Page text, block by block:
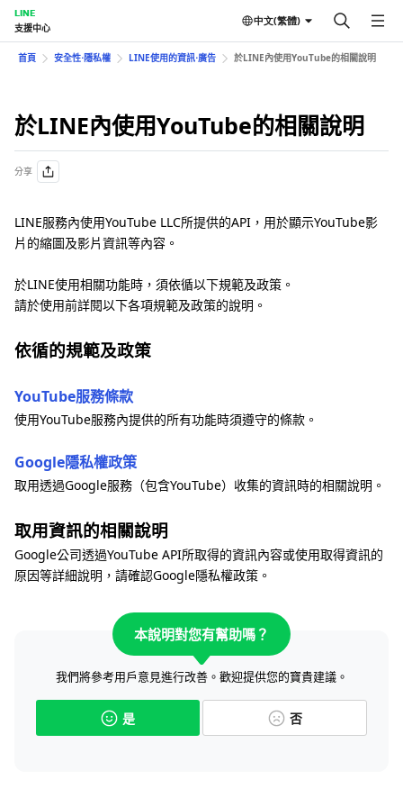
LINE
支援中心
中文(繁體)
首頁 安全性⋅隱私權 LINE使用的資訊⋅廣告 於LINE內使用YouTube的相關說明
於LINE內使用YouTube的相關說明
分享
LINE服務內使用YouTube LLC所提供的API，用於顯示YouTube影
片的縮圖及影片資訊等內容。
於LINE使用相關功能時，須依循以下規範及政策。
請於使用前詳閱以下各項規範及政策的說明。
依循的規範及政策
YouTube服務條款
使用YouTube服務內提供的所有功能時須遵守的條款。
Google隱私權政策
取用透過Google服務（包含YouTube）收集的資訊時的相關說明。
取用資訊的相關說明
Google公司透過YouTube API所取得的資訊內容或使用取得資訊的
原因等詳細說明，請確認Google隱私權政策。
本說明對您有幫助嗎？
我們將參考用戶意見進行改善。歡迎提供您的寶貴建議。
是 否